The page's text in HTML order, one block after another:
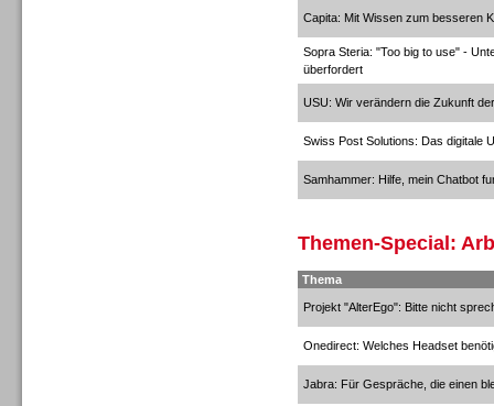
Capita: Mit Wissen zum besseren
Sopra Steria: "Too big to use" -
überfordert
USU: Wir verändern die Zukunft
Swiss Post Solutions: Das digitale
Samhammer: Hilfe, mein Chatbot
Themen-Special:
Thema
Projekt "AlterEgo": Bitte nicht
Onedirect: Welches Headset
Jabra: Für Gespräche, die einen